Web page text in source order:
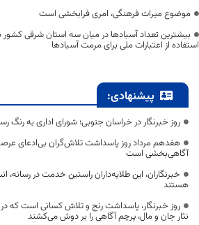
موضوع میراث فرهنگی، امری فرابخشی است
بیشترین تعداد آسبادها در میان سه استان شرقی
استفاده از اعتبارات ملی برای مرمت آسبادها
پیشنهادی:
روز خبرنگار در خراسان جنوبی؛ شورای اداری به رنگ
هفدهم مرداد روز پاسداشت تلاش‌گران بی‌ادعای
آگاهی‌بخشی است
خبرنگاران، این طلایه‌داران راستین خدمت در رسانه،
هستند
روز خبرنگار، پاسداشت رنج و تلاش کسانی است که
نثار جان و مال، پرچم آگاهی را بر دوش می‌کشند